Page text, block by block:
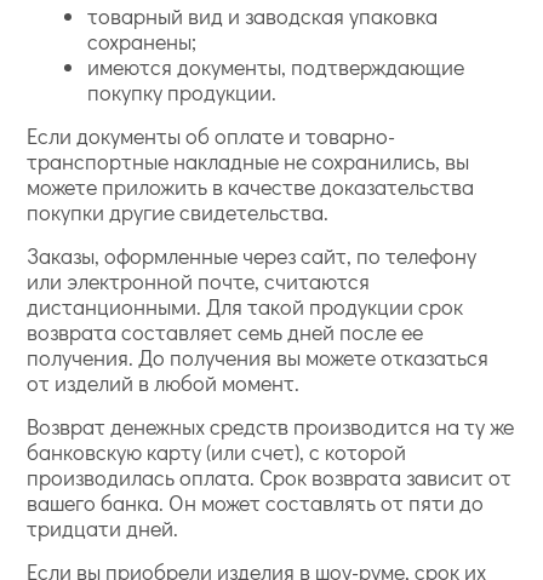
товарный вид и заводская упаковка
сохранены;
имеются документы, подтверждающие
покупку продукции.
Если документы об оплате и товарно-
транспортные накладные не сохранились, вы
можете приложить в качестве доказательства
покупки другие свидетельства.
Заказы, оформленные через сайт, по телефону
или электронной почте, считаются
дистанционными. Для такой продукции срок
возврата составляет семь дней после ее
получения. До получения вы можете отказаться
от изделий в любой момент.
Возврат денежных средств производится на ту же
банковскую карту (или счет), с которой
производилась оплата. Срок возврата зависит от
вашего банка. Он может составлять от пяти до
тридцати дней.
Если вы приобрели изделия в шоу-руме, срок их